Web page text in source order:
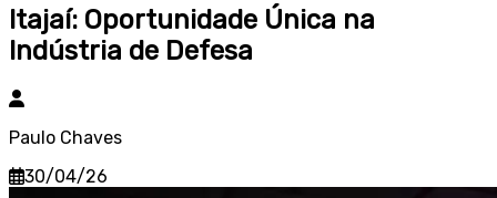
Itajaí: Oportunidade Única na
Indústria de Defesa
Paulo Chaves
30/04/26